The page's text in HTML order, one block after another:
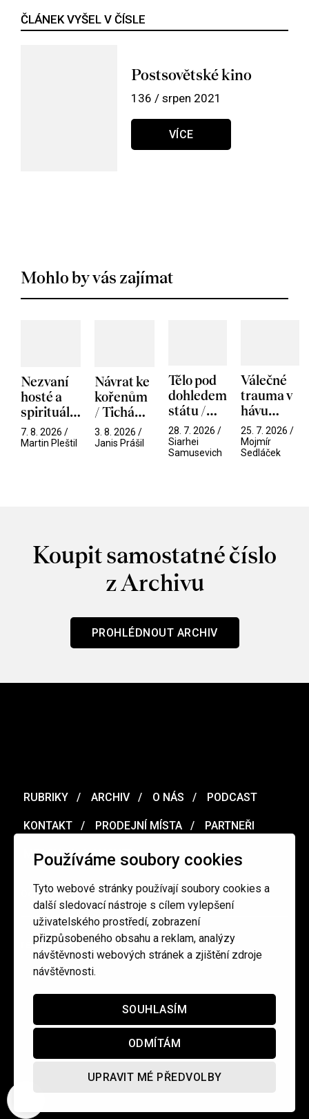
Používáme soubory cookies
Tyto webové stránky používají soubory cookies a
další sledovací nástroje s cílem vylepšení
uživatelského prostředí, zobrazení
přizpůsobeného obsahu a reklam, analýzy
návštěvnosti webových stránek a zjištění zdroje
návštěvnosti.
SOUHLASÍM
ODMÍTÁM
UPRAVIT MÉ PŘEDVOLBY
ČLÁNEK VYŠEL V ČÍSLE
Postsovětské kino
136 / srpen 2021
VÍCE
Mohlo by vás zajímat
Nezvaní
hosté a
spirituální
narušitelé
z vesmíru
7. 8. 2026 /
Martin Pleštil
Návrat ke
kořenům
/ Tichá
přítelkyně
3. 8. 2026 /
Janis Prášil
Tělo pod
dohledem
státu /
Pramen
28. 7. 2026 /
Siarhei
Samusevich
Válečné
trauma v
hávu
spektáklu
/ Odyssea
25. 7. 2026 /
Mojmír
Sedláček
Koupit samostatné číslo
z Archivu
PROHLÉDNOUT ARCHIV
RUBRIKY ARCHIV O NÁS PODCAST
KONTAKT PRODEJNÍ MÍSTA PARTNEŘI
MERCH VOUCHER
Ochrana osobních údajů / Obchodní podmínky
redakce@cinepur.cz